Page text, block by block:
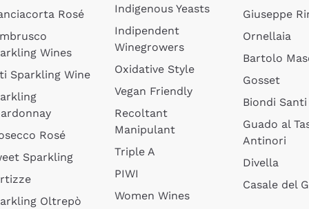
Rosé
Wines
Sparkling Wine
Rosé
Sparkling
Oltrepò
Indigenous Yeasts
Indipendent
Winegrowers
Oxidative Style
Vegan Friendly
Recoltant
Manipulant
Triple A
PIWI
Women Wines
Giuseppe
Ornellaia
Bartolo
Gosset
Biondi Santi
Guado al
Antinori
Divella
Casale del